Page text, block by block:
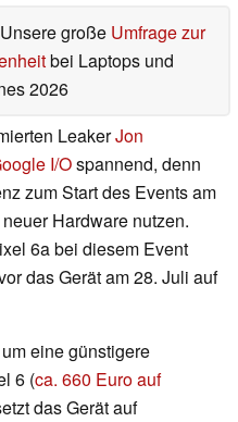
Unsere große Umfrage zur
bei Laptops und
2026
LeakerJon
I/Ospannend, denn
zum Start des Events am
Hardware nutzen.
6a bei diesem Event
das Gerät am 28. Juli auf
eine günstigere
6 (ca. 660 Euro auf
das Gerät auf